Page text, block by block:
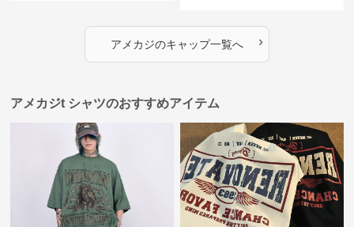
アメカジのキャップ一覧へ ›
アメカジt シャツのおすすめアイテム